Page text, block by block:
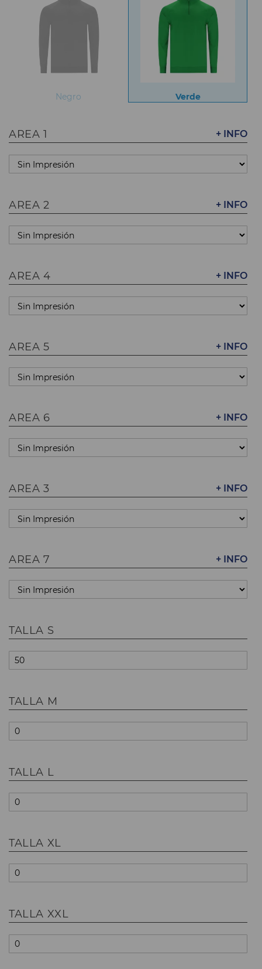
Negro Verde
+ INFO
AREA 1
+ INFO
AREA 2
+ INFO
AREA 4
+ INFO
AREA 5
+ INFO
AREA 6
+ INFO
AREA 3
+ INFO
AREA 7
TALLA S
TALLA M
TALLA L
TALLA XL
TALLA XXL